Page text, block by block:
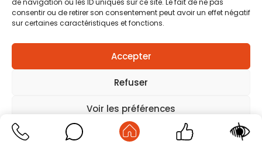
de navigation ou les ID uniques sur ce site. Le fait de ne pas
consentir ou de retirer son consentement peut avoir un effet négatif
sur certaines caractéristiques et fonctions.
Accepter
Refuser
Voir les préférences
Mentions légales
–Traitement des données
Plan du site– Création agence positive